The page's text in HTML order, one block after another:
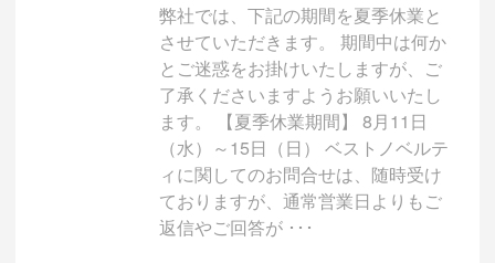
弊社では、下記の期間を夏季休業と
させていただきます。 期間中は何か
とご迷惑をお掛けいたしますが、ご
了承くださいますようお願いいたし
ます。 【夏季休業期間】 8月11日
（水）～15日（日） ベストノベルテ
ィに関してのお問合せは、随時受け
ておりますが、通常営業日よりもご
返信やご回答が ･･･